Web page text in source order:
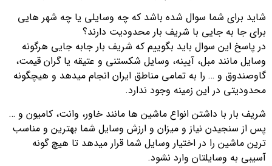
شاید برای شما سوال شده باشد که چه وسایلی یا چه شهر هایی
برای جا به جایی با شریف بار محدودیت دارند؟
در پاسخ این سوال باید بگوییم که شریف بار جابه جایی هرگونه
وسایل مانند مبل، آیینه، وسایل شکستنی و عتیقه یا گران قیمت،
گاوصندوق و … را به تمامی مناطق ایران انجام میدهد و هیچگونه
محدودیتی در این زمینه وجود ندارد.
شریف بار با داشتن انواع ماشین ها مانند خاور، وانت، کامیون و …
پس از سنجیدن نیاز و میزان و ارزش وسایل شما بهترین و مناسب
ترین ماشین را در اختیار وسایل شما قرار میدهد تا هیچ گونه
آسیبی به وسایلتان وارد نشود.